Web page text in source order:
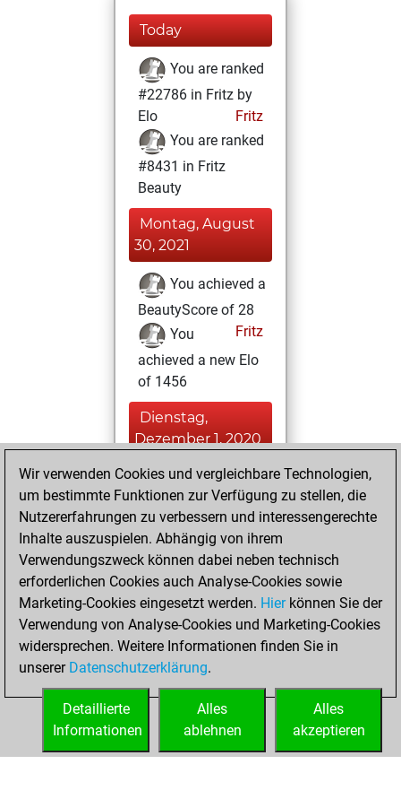
Today
You are ranked
#22786 in Fritz by
Elo
Fritz
You are ranked
#8431 in Fritz
Beauty
Montag, August
30, 2021
You achieved a
BeautyScore of 28
Fritz
You
achieved a new Elo
of 1456
Dienstag,
Dezember 1, 2020
You played 2
blitz games
Play
=0 -2 in blitz
Samstag,
November 28,
2020
You created
your Fritz account
Wir verwenden Cookies und vergleichbare Technologien,
um bestimmte Funktionen zur Verfügung zu stellen, die
Nutzererfahrungen zu verbessern und interessengerechte
Inhalte auszuspielen. Abhängig von ihrem
Verwendungszweck können dabei neben technisch
erforderlichen Cookies auch Analyse-Cookies sowie
Marketing-Cookies eingesetzt werden. Hierkönnen Sie der
Verwendung von Analyse-Cookies und Marketing-Cookies
widersprechen. Weitere Informationen finden Sie in
unserer Datenschutzerklärung.
Alles
akzeptieren
Alles
ablehnen
Detaillierte
Informationen